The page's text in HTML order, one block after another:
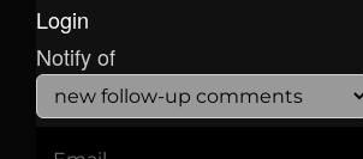
Login
Notify of